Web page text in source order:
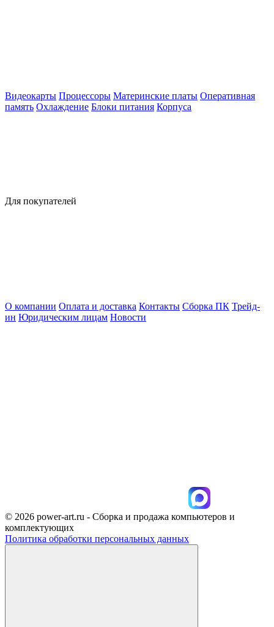
Видеокарты Процессоры Материнские платы Оперативная
память Охлаждение Блоки питания Корпуса
Для покупателей
О компании Оплата и доставка Контакты Сборка ПК Трейд-
ин Юридическим лицам Новости
© 2026 power-art.ru - Сборка и продажа компьютеров и
комплектующих
Политика обработки персональных данных